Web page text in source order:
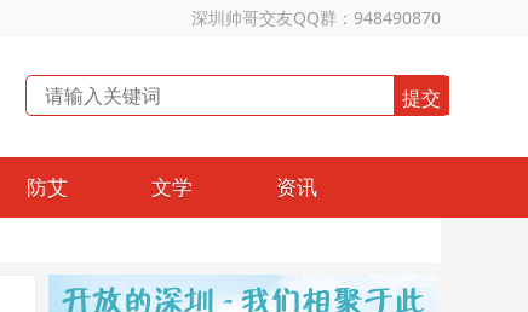
深圳帅哥交友QQ群：948490870
防艾 文学 资讯